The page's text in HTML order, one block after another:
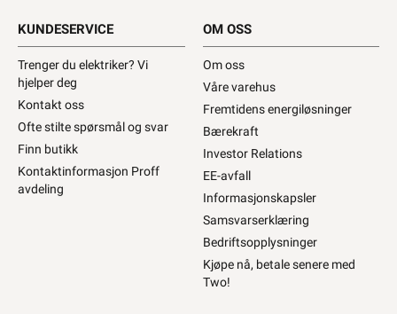
KUNDESERVICE
Trenger du elektriker? Vi
hjelper deg
Kontakt oss
Ofte stilte spørsmål og svar
Finn butikk
Kontaktinformasjon Proff
avdeling
OM OSS
Om oss
Våre varehus
Fremtidens energiløsninger
Bærekraft
Investor Relations
EE-avfall
Informasjonskapsler
Samsvarserklæring
Bedriftsopplysninger
Kjøpe nå, betale senere med
Two!